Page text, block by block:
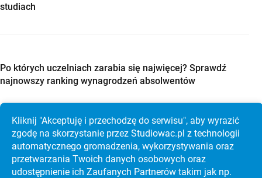
studiach
Po których uczelniach zarabia się najwięcej? Sprawdź
najnowszy ranking wynagrodzeń absolwentów
Studia w Holandii po maturze? Sprawdź Maastricht
University, koszty i rekrutację krok po kroku
Kliknij "Akceptuję i przechodzę do serwisu", aby wyrazić
zgodę na skorzystanie przez Studiowac.pl z technologii
automatycznego gromadzenia, wykorzystywania oraz
przetwarzania Twoich danych osobowych oraz
udostępnienie ich Zaufanych Partnerów takim jak np.